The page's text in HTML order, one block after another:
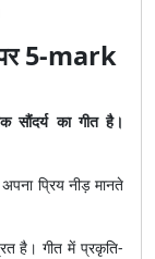
5-mark
सौंदर्य का गीत है।
प्रिय नीड़ मानते
है। गीत में प्रकृति-